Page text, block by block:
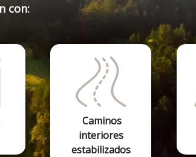
con:
Caminos
interiores
estabilizados